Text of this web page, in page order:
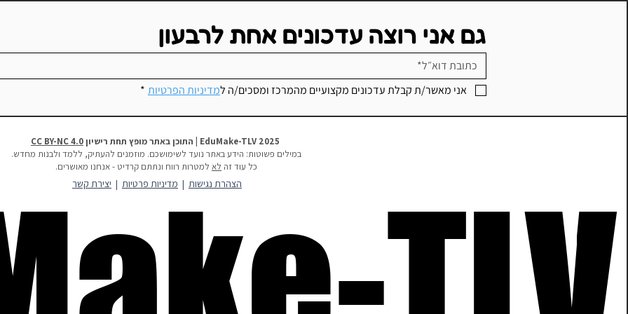
6 טיפים לקידום למידה מייקרית
גם אני רוצה עדכונים אחת לרבעון
אני מאשר/ת קבלת עדכונים מקצועיים מהמרכז ומסכים/ה למדיניות הפרטיות *
CC BY-NC 4.0
במילים פשוטות: הידע באתר נועד לשימושכם. מוזמנים להעתיק, ללמד ולבנות מחדש.
כל עוד זה לא למטרות רווח ונתתם קרדיט - אנחנו מאושרים.
הצהרת נגישות | מדיניות פרטיות | יצירת קשר